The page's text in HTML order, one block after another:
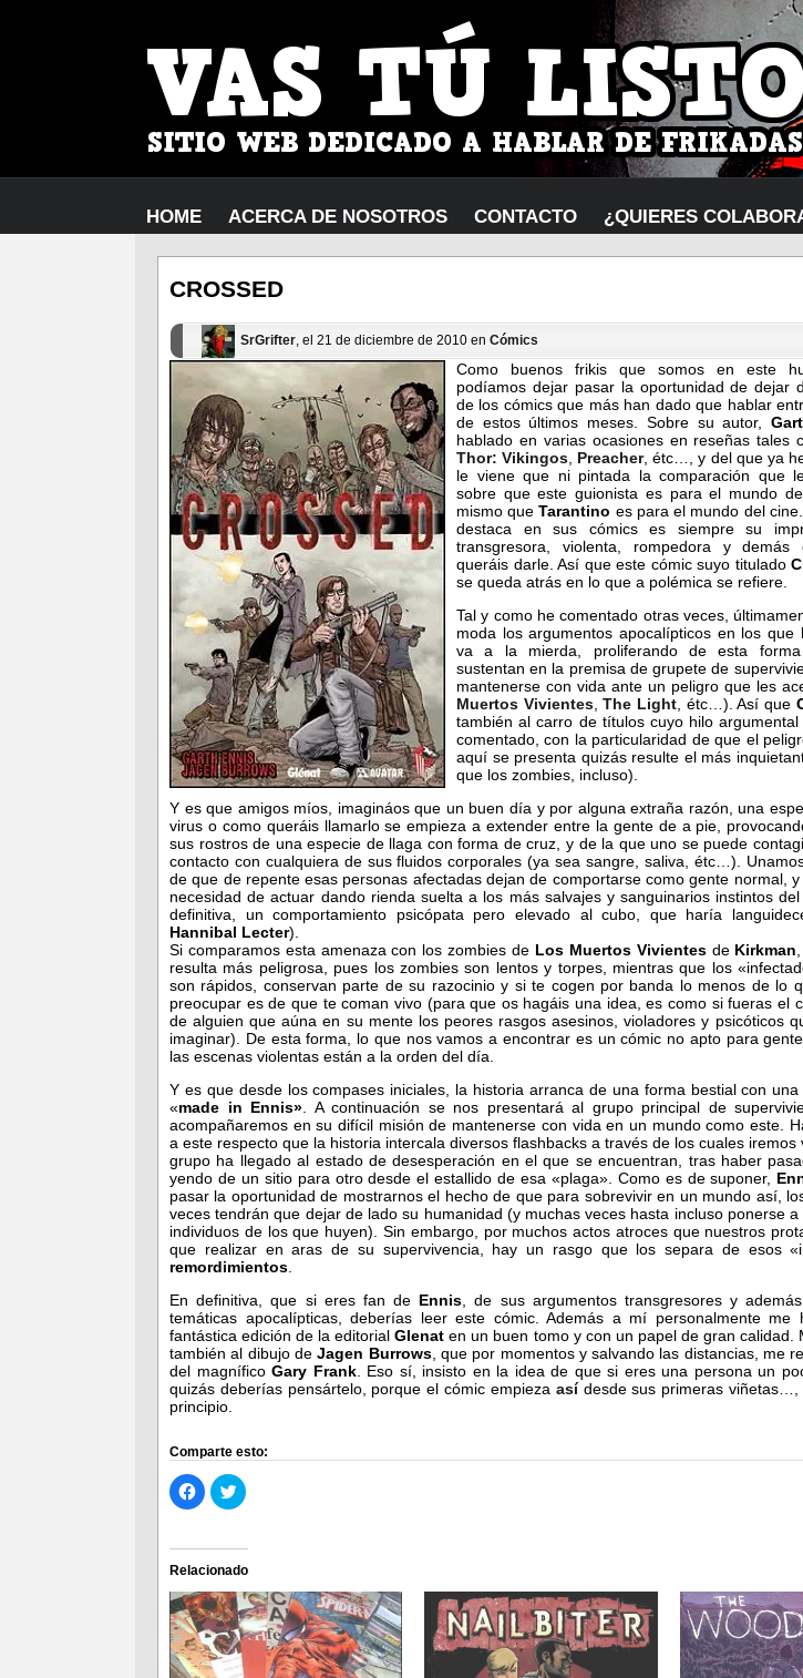
HOME ACERCA DE NOSOTROS CONTACTO ¿QUIERES
CROSSED
SrGrifter, el 21 de diciembre de 2010 en Cómics
Como buenos frikis que somos en este
podíamos dejar pasar la oportunidad de dejar
de los cómics que más han dado que hablar
de estos últimos meses. Sobre su autor,
hablado en varias ocasiones en reseñas tales
Thor: Vikingos Preacher, étc…, y del que ya
le viene que ni pintada la comparación que
sobre que este guionista es para el mundo
mismo queTarantino es para el mundo del
destaca en sus cómics es siempre su
transgresora, violenta, rompedora y demás
queráis darle. Así que este cómic suyo titulado
se queda atrás en lo que a polémica se refiere.
Tal y como he comentado otras veces,
moda los argumentos apocalípticos en los que
va a la mierda, proliferando de esta
sustentan en la premisa de grupete de
mantenerse con vida ante un peligro que les
Muertos Vivientes,The Light , étc…).Así que
también al carro de títulos cuyo hilo
comentado, con la particularidad de que el
aquí se presenta quizás resulte el más
que los zombies, incluso).
Y es que amigos míos, imagináos que un buen día y por alguna extraña razón, una
virus o como queráis llamarlo se empieza a extender entre la gente de a pie,
sus rostros de una especie de llaga con forma de cruz, y de la que uno se puede
contacto con cualquiera de sus fluidos corporales (ya sea sangre, saliva, étc…).
de que de repente esas personas afectadas dejan de comportarse como gente normal,
necesidad de actuar dando rienda suelta a los más salvajes y sanguinarios instintos
definitiva, un comportamiento psicópata pero elevado al cubo, que haría
Hannibal Lecter).
Si comparamos esta amenaza con los zombies de Los Muertos Vivientes de Kirkman
resulta más peligrosa, pues los zombies son lentos y torpes, mientras que los
son rápidos, conservan parte de su razocinio y si te cogen por banda lo menos de lo
preocupar es de que te coman vivo (para que os hagáis una idea, es como si fueras el
de alguien que aúna en su mente los peores rasgos asesinos, violadores y psicóticos
imaginar). De esta forma, lo que nos vamos a encontrar es un cómic no apto para
las escenas violentas están a la orden del día.
Y es que desde los compases iniciales, la historia arranca de una forma bestial con
«made in Ennis» . A continuación se nos presentará al grupo principal de
acompañaremos en su difícil misión de mantenerse con vida en un mundo como este.
a este respecto que la historia intercala diversos flashbacks a través de los cuales iremos
grupo ha llegado al estado de desesperación en el que se encuentran, tras haber
yendo de un sitio para otro desde el estallido de esa «plaga». Como es de suponer,
pasar la oportunidad de mostrarnos el hecho de que para sobrevivir en un mundo así,
veces tendrán que dejar de lado su humanidad (y muchas veces hasta incluso ponerse
individuos de los que huyen). Sin embargo, por muchos actos atroces que nuestros
que realizar en aras de su supervivencia, hay un rasgo que los separa de esos
remordimientos
En definitiva, que si eres fan de Ennis , de sus argumentos transgresores y
temáticas apocalípticas, deberías leer este cómic. Además a mí personalmente me
fantástica edición de la editorialGlenaten un buen tomo y con un papel de gran calidad.
también al dibujo deJagen Burrows, que por momentos y salvando las distancias, me
del magnífico Gary Frank. Eso sí, insisto en la idea de que si eres una persona un
quizás deberías pensártelo, porque el cómic empieza asídesde sus primeras viñetas…,
principio.
Comparte esto:
Haz
clic
para
Facebook
(Se
abre
en
una
ventana
nueva)
Haz
clic
Twitter
(Se
abre
en
una
ventana
nueva)
Relacionado